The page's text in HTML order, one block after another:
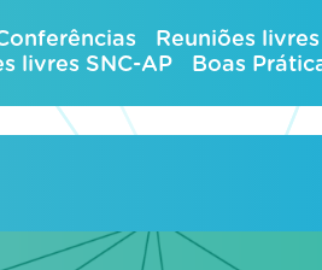
Reuniões livres
livres SNC-AP Boas